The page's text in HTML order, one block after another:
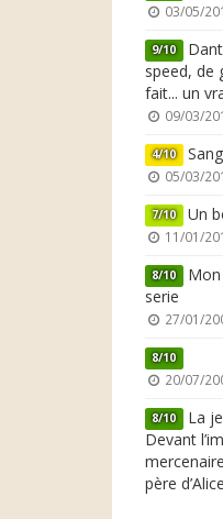
03/05/
9/10
speed, de
fait... un
09/03/
4/10
05/03/
7/10 Un
11/01/
8/10 Mon
serie
27/01/
8/10
20/07/
8/10 La
Devant
père